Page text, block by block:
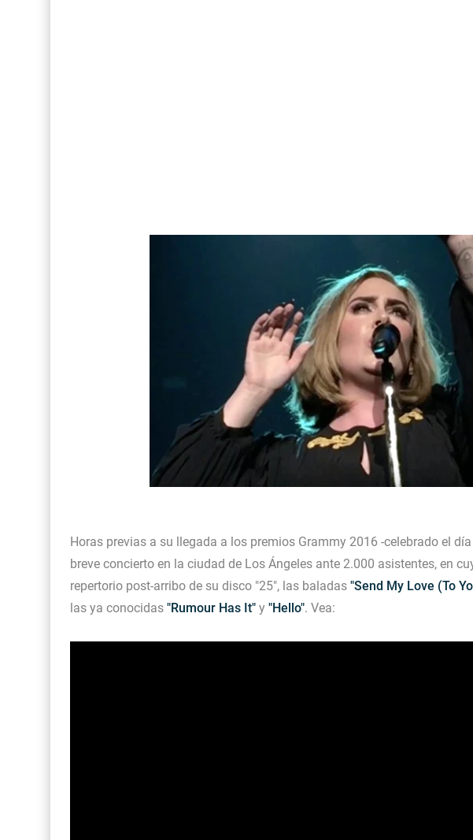
Horas previas a su llegada a los premios Grammy 2016 -celebrado el
breve concierto en la ciudad de Los Ángeles ante 2.000 asistentes, en
repertorio post-arribo de su disco "25", las baladas "Send My Love (To
las ya conocidas "Rumour Has It" y "Hello". Vea: